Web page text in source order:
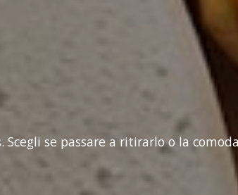
se passare a ritirarlo o la